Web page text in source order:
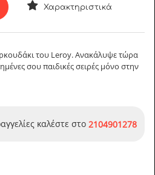
Χαρακτηριστικά
του Leroy. Ανακάλυψε τώρα
σου παιδικές σειρές μόνο στην
καλέστε στο 2104901278